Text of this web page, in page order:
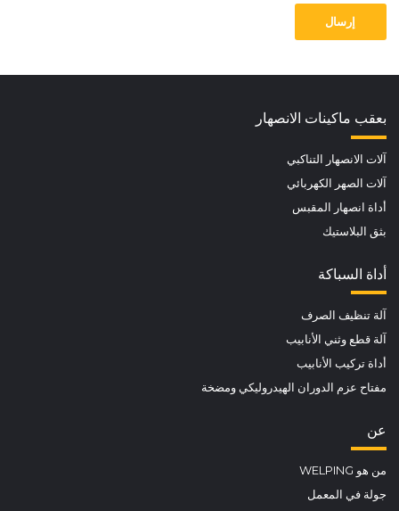
إرسال
بعقب ماكينات الانصهار
آلات الانصهار التناكبي
آلات الصهر الكهربائي
أداة انصهار المقبس
بثق البلاستيك
أداة السباكة
آلة تنظيف الصرف
آلة قطع وثني الأنابيب
أداة تركيب الأنابيب
مفتاح عزم الدوران الهيدروليكي ومضخة
عن
من هو WELPING
جولة في المعمل